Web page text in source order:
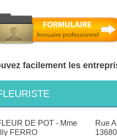
facilement les
DE POT - Mme
FERRO
Rue